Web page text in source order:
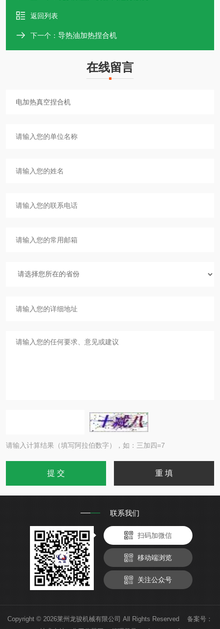
返回列表
下一个： 导热油加热捏合机
在线留言
请输入计算结果（填写阿拉伯数字），如：三加四=7
联系我们
扫码加微信
移动端浏览
关注公众号
Copyright © 2026莱州龙骏机械有限公司 All Rights Reserved 备案号：